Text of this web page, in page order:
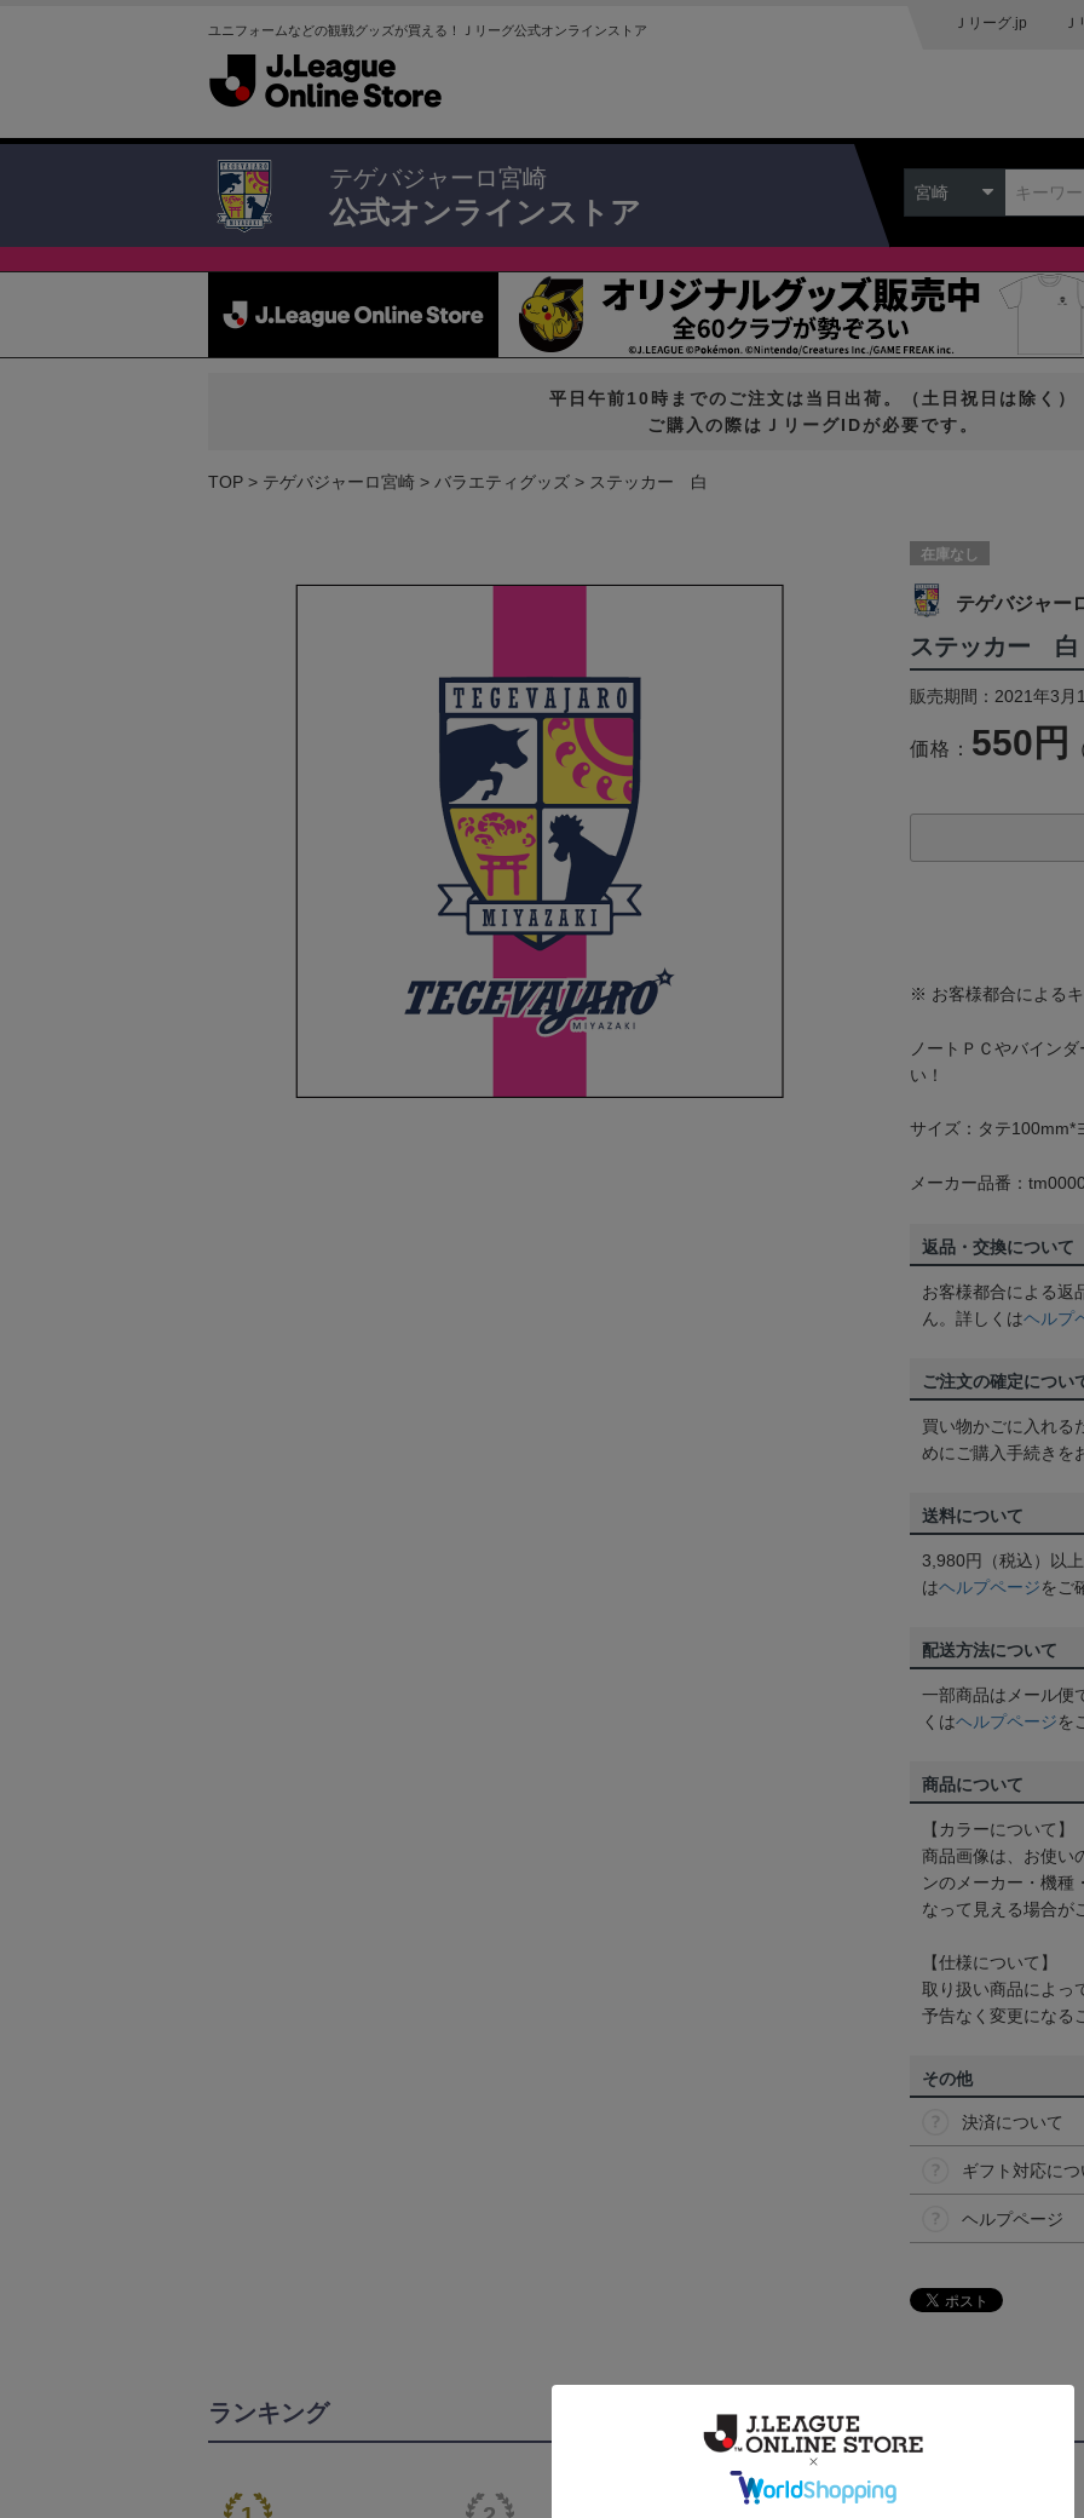
ユニフォームなどの観戦グッズが買える！Ｊリーグ公式オンラインストア Ｊリーグ.jp
テゲバジャーロ宮崎
公式オンラインストア
宮崎
平日午前10時までのご注文は当日出荷。（土日祝日は除く）
ご購入の際はＪリーグIDが必要です。
TOP テゲバジャーロ宮崎 バラエティグッズ ステッカー 白
在庫なし
テゲバジャー
ステッカー 白
販売期間：2021年3
価格： 550円
※ お客様都合による
ノートＰＣやバイン
い！
サイズ：タテ100mm*
メーカー品番：
返品・交換について
お客様都合による返
ん。詳しくはヘルプ
ご注文の確定につい
買い物かごに入れる
めにご購入手続きを
送料について
3,980円（税込）以
はヘルプページをご
配送方法について
一部商品はメール便
くはヘルプページを
商品について
【カラーについて】
商品画像は、お使い
ンのメーカー・機種
なって見える場合が
【仕様について】
取り扱い商品によっ
予告なく変更になる
その他
決済について
ギフト対応に
ヘルプページ
ランキング